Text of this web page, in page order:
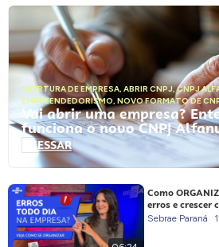
ABERTURA DE EMPRESA, ABRIR CNPJ,CNPJ
EMPREENDEDORISMO, NOVO FORMATO DE
Vai abrir uma empresa?
funciona o novo CNPJ
ACESSAR
Como
erros e crescer
Sebrae Paraná